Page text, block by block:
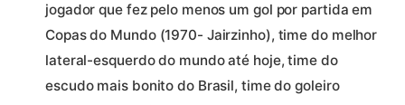
jogador que fez pelo menos um gol por partida em
Copas do Mundo (1970- Jairzinho), time do melhor
lateral-esquerdo do mundo até hoje, time do
escudo mais bonito do Brasil, time do goleiro